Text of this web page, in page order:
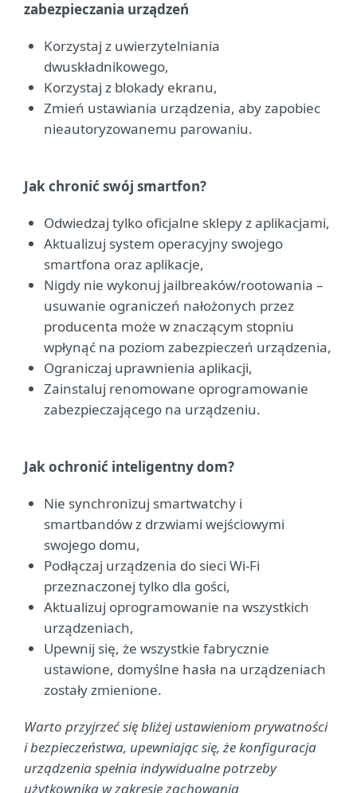
zabezpieczania urządzeń
Korzystaj z uwierzytelniania
dwuskładnikowego,
Korzystaj z blokady ekranu,
Zmień ustawiania urządzenia, aby zapobiec
nieautoryzowanemu parowaniu.
Jak chronić swój smartfon?
Odwiedzaj tylko oficjalne sklepy z aplikacjami,
Aktualizuj system operacyjny swojego
smartfona oraz aplikacje,
Nigdy nie wykonuj jailbreaków/rootowania –
usuwanie ograniczeń nałożonych przez
producenta może w znaczącym stopniu
wpłynąć na poziom zabezpieczeń urządzenia,
Ograniczaj uprawnienia aplikacji,
Zainstaluj renomowane oprogramowanie
zabezpieczającego na urządzeniu.
Jak ochronić inteligentny dom?
Nie synchronizuj smartwatchy i
smartbandów z drzwiami wejściowymi
swojego domu,
Podłączaj urządzenia do sieci Wi-Fi
przeznaczonej tylko dla gości,
Aktualizuj oprogramowanie na wszystkich
urządzeniach,
Upewnij się, że wszystkie fabrycznie
ustawione, domyślne hasła na urządzeniach
zostały zmienione.
Warto przyjrzeć się bliżej ustawieniom prywatności
i bezpieczeństwa, upewniając się, że konfiguracja
urządzenia spełnia indywidualne potrzeby
użytkownika w zakresie zachowania